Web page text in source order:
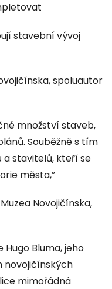
stavební vývoj
spoluautor
množství staveb,
Souběžně s tím
a stavitelů, kteří se
města,”
Novojičínska,
Bluma, jeho
novojičínských
mimořádná